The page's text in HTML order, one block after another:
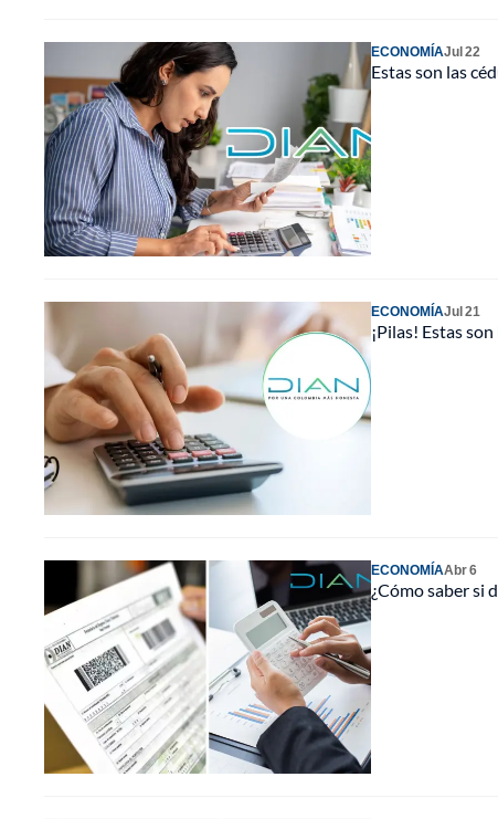
ECONOMÍAJul 22
Estas son las
ECONOMÍAJul 21
¡Pilas! Estas
ECONOMÍAAbr 6
¿Cómo saber si